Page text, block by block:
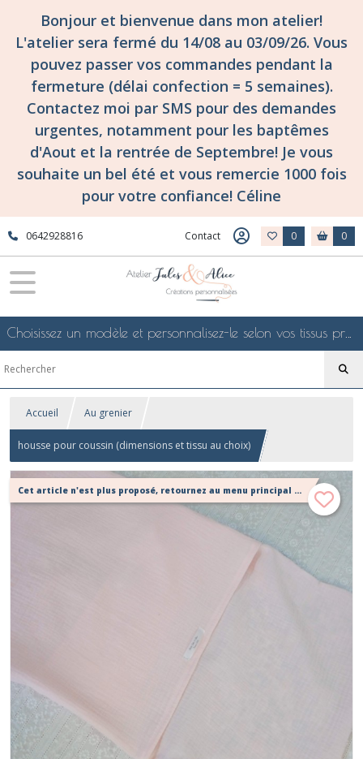
Bonjour et bienvenue dans mon atelier!
L'atelier sera fermé du 14/08 au 03/09/26. Vous
pouvez passer vos commandes pendant la
fermeture (délai confection = 5 semaines).
Contactez moi par SMS pour des demandes
urgentes, notamment pour les baptêmes
d'Aout et la rentrée de Septembre! Je vous
souhaite un bel été et vous remercie 1000 fois
pour votre confiance! Céline
0642928816 Contact 0 0
Choisissez un modèle et personnalisez-le selon vos tissus préférés de mes collections en ligne, je le confectionnerai selon vos souhaits
Accueil Au grenier
housse pour coussin (dimensions et tissu au choix)
Cet article n'est plus proposé, retournez au menu principal ou contactez moi!